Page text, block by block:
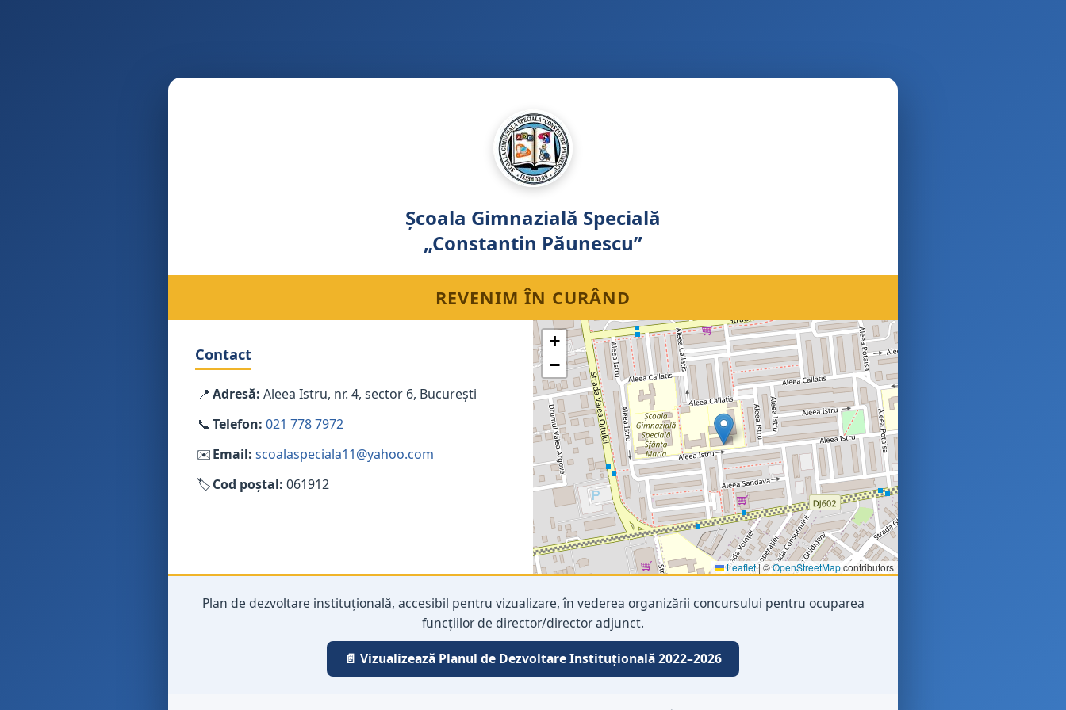
Școala Gimnazială Specială
„Constantin Păunescu”
REVENIM ÎN CURÂND
Contact
📍 Adresă: Aleea Istru, nr. 4, sector 6, București
📞 Telefon: 021 778 7972
✉️Email: scoalaspeciala11@yahoo.com
🏷️Cod poștal: 061912
+
−
Leaflet|©OpenStreetMapcontributors
Plan de dezvoltare instituțională, accesibil pentru vizualizare, în vederea organizării concursului pentru ocuparea
funcțiilor de director/director adjunct.
📄 Vizualizează Planul de Dezvoltare Instituțională 2022–2026